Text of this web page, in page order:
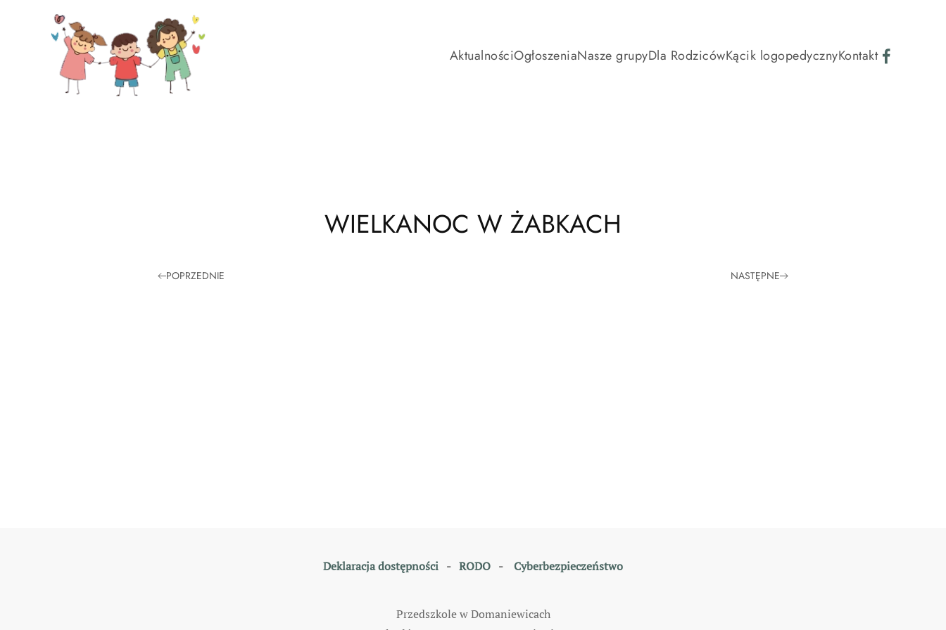
Skip to main content
AktualnościOgłoszeniaNasze grupyDla RodzicówKącik logopedycznyKontakt
WIELKANOC W ŻABKACH
POPRZEDNIE NASTĘPNE
Deklaracja dostępności - RODO - Cyberbezpieczeństwo
Przedszkole w Domaniewicach